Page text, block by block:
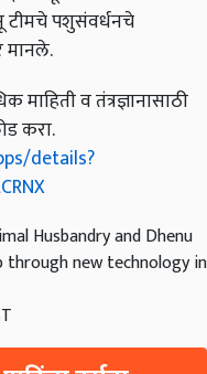
मानले.
करा.
details?
new technology in
दर्शवा